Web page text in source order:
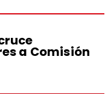
a Comisión